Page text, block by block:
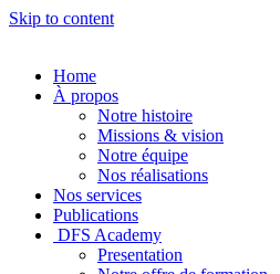
Skip to content
Home
À propos
Notre histoire
Missions & vision
Notre équipe
Nos réalisations
Nos services
Publications
DFS Academy
Presentation